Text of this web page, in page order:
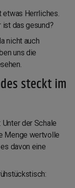
etwas Herrliches.
das gesund?
nicht auch
uns die
steckt im
der Schale
Menge wertvolle
davon eine